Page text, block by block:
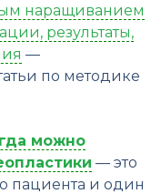
наращиванием
результаты,
—
по методике
можно
— это
пациента и один